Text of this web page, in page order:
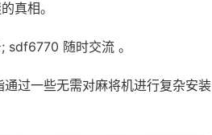
真相。
sdf6770 随时交流 。
过一些无需对麻将机进行复杂安装